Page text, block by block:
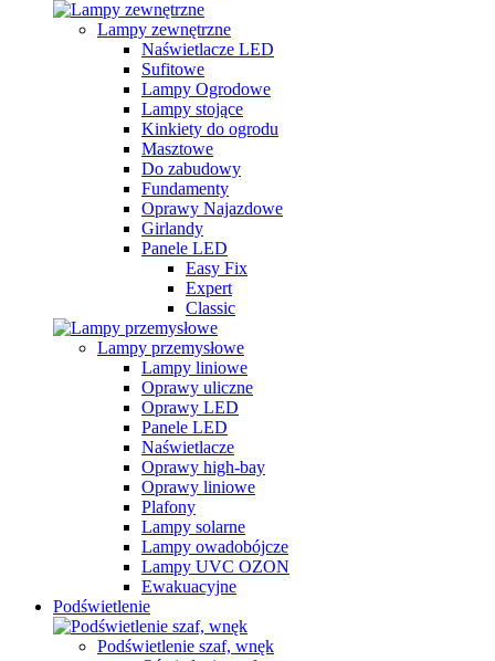
Lampy zewnętrzne
Naświetlacze LED
Sufitowe
Lampy Ogrodowe
Lampy stojące
Kinkiety do ogrodu
Masztowe
Do zabudowy
Fundamenty
Oprawy Najazdowe
Girlandy
Panele LED
Easy Fix
Expert
Classic
Lampy przemysłowe
Lampy liniowe
Oprawy uliczne
Oprawy LED
Panele LED
Naświetlacze
Oprawy high-bay
Oprawy liniowe
Plafony
Lampy solarne
Lampy owadobójcze
Lampy UVC OZON
Ewakuacyjne
Podświetlenie
Podświetlenie szaf, wnęk